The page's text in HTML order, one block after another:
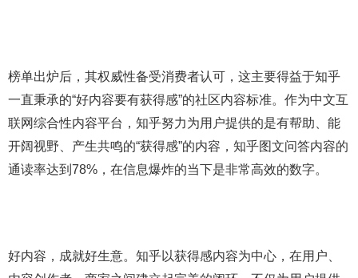
榜单出炉后，其权威性备受消费者认可，这主要得益于知乎
一直秉承的“好内容要有获得感”的社区内容标准。作为中文互
联网综合性内容平台，知乎努力为用户提供的是有帮助、能
开阔视野、产生共鸣的“获得感”的内容，知乎图文问答内容的
通读率达到78%，在信息爆炸的当下是非常高效的数字。
好内容，成就好生意。知乎以获得感内容为中心，在用户、